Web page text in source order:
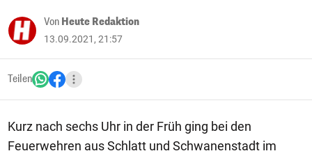
Von Heute Redaktion
13.09.2021, 21:57
Teilen
Kurz nach sechs Uhr in der Früh ging bei den
Feuerwehren aus Schlatt und Schwanenstadt im